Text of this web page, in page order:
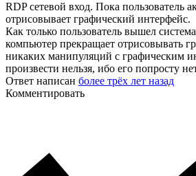
RDP сетевой вход. Пока пользователь
отрисовывает графический интерфейс.
Как только пользователь вышел
компьютер прекращает отрисовывать
никаких манипуляций с графическим
произвести нельзя, ибо его попросту
Ответ написан более трёх лет назад
Комментировать